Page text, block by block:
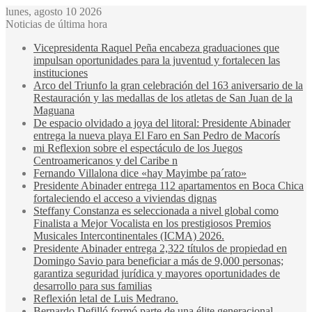
lunes, agosto 10 2026
Noticias de última hora
Vicepresidenta Raquel Peña encabeza graduaciones que
impulsan oportunidades para la juventud y fortalecen las
instituciones
Arco del Triunfo la gran celebración del 163 aniversario de la
Restauración y las medallas de los atletas de San Juan de la
Maguana
De espacio olvidado a joya del litoral: Presidente Abinader
entrega la nueva playa El Faro en San Pedro de Macorís
mi Reflexion sobre el espectáculo de los Juegos
Centroamericanos y del Caribe n
Fernando Villalona dice «hay Mayimbe pa´rato»
Presidente Abinader entrega 112 apartamentos en Boca Chica
fortaleciendo el acceso a viviendas dignas
Steffany Constanza es seleccionada a nivel global como
Finalista a Mejor Vocalista en los prestigiosos Premios
Musicales Intercontinentales (ICMA) 2026.
Presidente Abinader entrega 2,322 títulos de propiedad en
Domingo Savio para beneficiar a más de 9,000 personas;
garantiza seguridad jurídica y mayores oportunidades de
desarrollo para sus familias
Reflexión letal de Luis Medrano.